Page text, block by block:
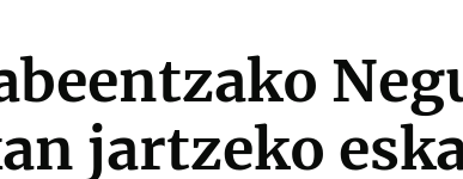
jartzeko